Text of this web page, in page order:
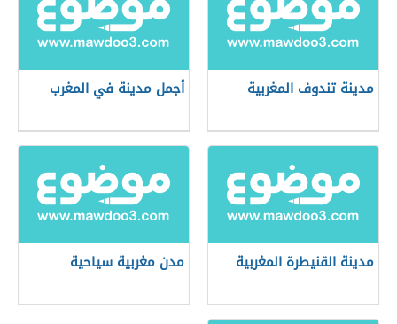
مدينة تندوف المغربية أجمل مدينة في المغرب
مدينة القنيطرة المغربية مدن مغربية سياحية